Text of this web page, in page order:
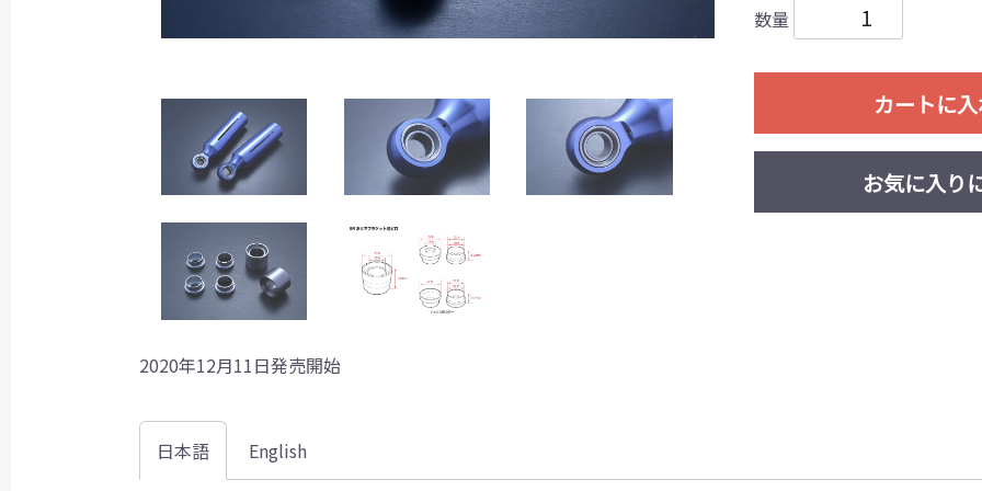
2020年12月11日発売開始
数量
カートに
お気に入り
日本語 English